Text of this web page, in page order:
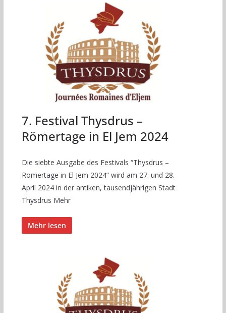
7. Festival Thysdrus –
Römertage in El Jem 2024
Die siebte Ausgabe des Festivals “Thysdrus –
Römertage in El Jem 2024” wird am 27. und 28.
April 2024 in der antiken, tausendjährigen Stadt
Thysdrus Mehr
Mehr lesen